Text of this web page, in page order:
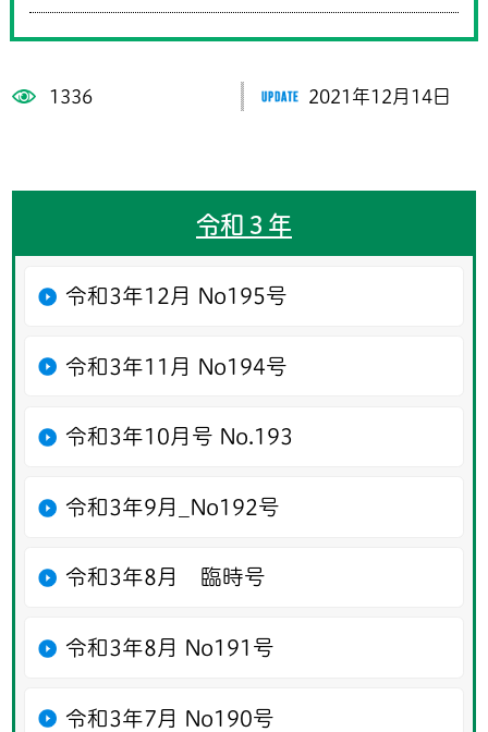
1336 2021年12月14日
令和３年
令和3年12月 No195号
令和3年11月 No194号
令和3年10月号 No.193
令和3年9月_No192号
令和3年8月 臨時号
令和3年8月 No191号
令和3年7月 No190号